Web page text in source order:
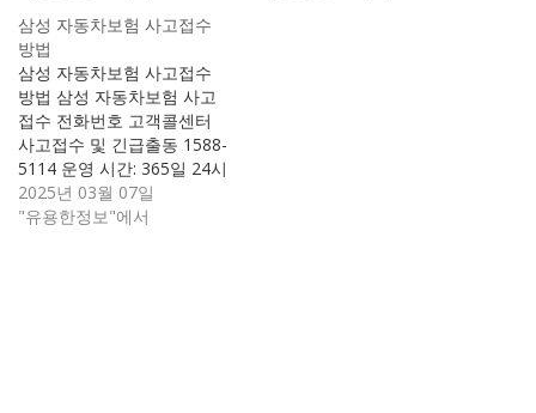
타이어 교체 등을 위해 연락
할 수 있습니다. 추가 정보 긴
급출동 서비스 KB손해보험
가입 고객이라면 보험 약관
에 따라 긴급출동 서비스(견
인, 배터리 방전 지원, 타이어
펑크 지원,…
삼성 자동차보험 사고접수
방법
삼성 자동차보험 사고접수
방법 삼성 자동차보험 사고
접수 전화번호 고객콜센터
사고접수 및 긴급출동 1588-
5114 운영 시간: 365일 24시
간 운영 ARS 선택: 전화 후 1
번을 눌러 자동차 사고접수
2025년 03월 07일
"유용한정보"에서